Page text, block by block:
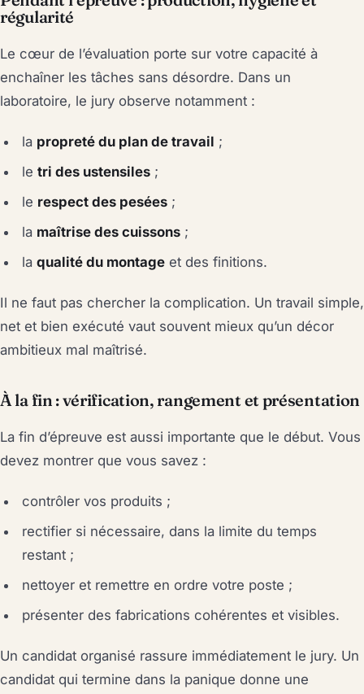
régularité
Le cœur de l’évaluation porte sur votre capacité à
enchaîner les tâches sans désordre. Dans un
laboratoire, le jury observe notamment :
la propreté du plan de travail ;
letri des ustensiles ;
le respect des pesées ;
la maîtrise des cuissons ;
laqualité du montage et des finitions.
Il ne faut pas chercher la complication. Un travail simple,
net et bien exécuté vaut souvent mieux qu’un décor
ambitieux mal maîtrisé.
À la fin : vérification, rangement et présentation
La fin d’épreuve est aussi importante que le début. Vous
devez montrer que vous savez :
contrôler vos produits ;
rectifier si nécessaire, dans la limite du temps
restant ;
nettoyer et remettre en ordre votre poste ;
présenter des fabrications cohérentes et visibles.
Un candidat organisé rassure immédiatement le jury. Un
candidat qui termine dans la panique donne une